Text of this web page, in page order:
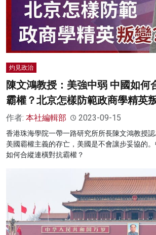
灼見政治
陳文鴻教授：美強中弱 中國如何
霸權？北京怎樣防範政商學精英
作者: 本社編輯部 2023-09-15
香港珠海學院一帶一路研究所所長陳文鴻教授
美國霸權主義的存亡，美國是不會讓步妥協的
如何合縱連橫對抗霸權？